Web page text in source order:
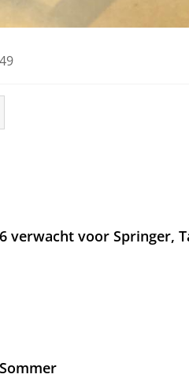
verwacht voor Springer,